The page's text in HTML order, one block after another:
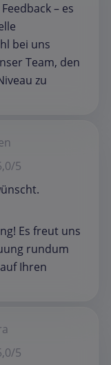
– es
bei uns
Team, den
zu
5
Es freut uns
rundum
Ihren
5